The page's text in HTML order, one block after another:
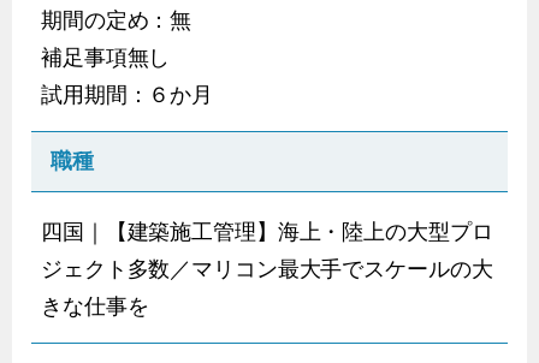
期間の定め：無
補足事項無し
試用期間：６か月
職種
四国｜【建築施工管理】海上・陸上の大型プロ
ジェクト多数／マリコン最大手でスケールの大
きな仕事を